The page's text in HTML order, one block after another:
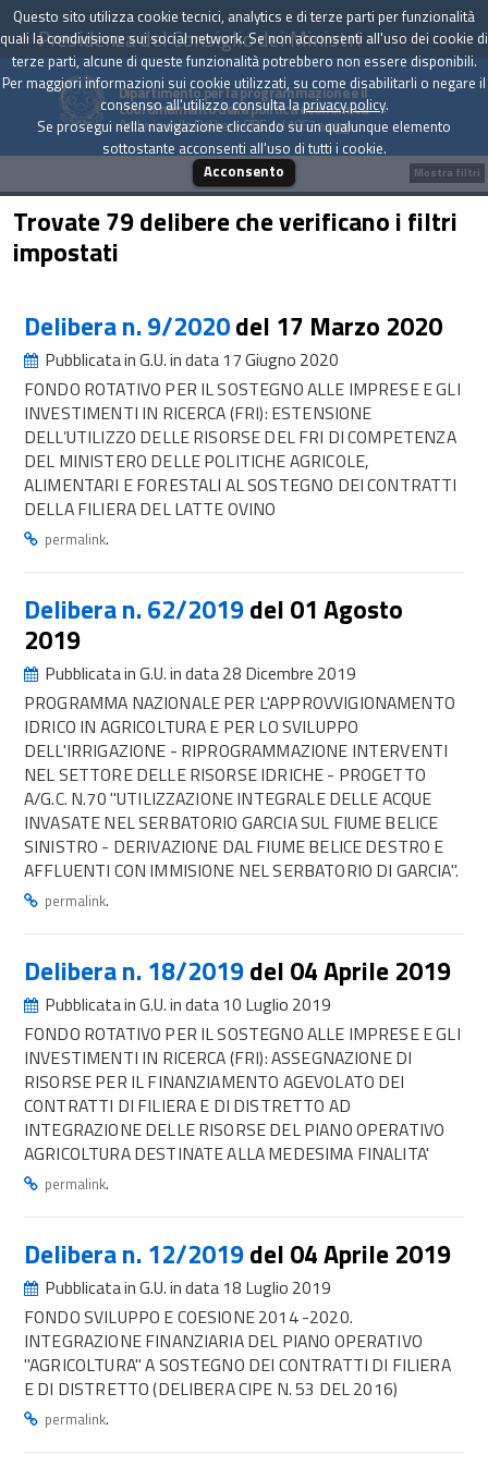
Presidenza del Consiglio dei Ministri
Dipartimento per la programmazione e il
coordinamento della politica economica
Archivio delle Delibere CIPE dal 1967 a oggi
Trovate 79 delibere che verificano i filtri
impostati
Delibera n. 9/2020del 17 Marzo 2020
Pubblicata in G.U. in data 17 Giugno 2020
FONDO ROTATIVO PER IL SOSTEGNO ALLE IMPRESE E GLI
INVESTIMENTI IN RICERCA (FRI): ESTENSIONE
DELL’UTILIZZO DELLE RISORSE DEL FRI DI COMPETENZA
DEL MINISTERO DELLE POLITICHE AGRICOLE,
ALIMENTARI E FORESTALI AL SOSTEGNO DEI CONTRATTI
DELLA FILIERA DEL LATTE OVINO
permalink.
Delibera n. 62/2019del 01 Agosto
2019
Pubblicata in G.U. in data 28 Dicembre 2019
PROGRAMMA NAZIONALE PER L'APPROVVIGIONAMENTO
IDRICO IN AGRICOLTURA E PER LO SVILUPPO
DELL'IRRIGAZIONE - RIPROGRAMMAZIONE INTERVENTI
NEL SETTORE DELLE RISORSE IDRICHE - PROGETTO
A/G.C. N.70 "UTILIZZAZIONE INTEGRALE DELLE ACQUE
INVASATE NEL SERBATORIO GARCIA SUL FIUME BELICE
SINISTRO - DERIVAZIONE DAL FIUME BELICE DESTRO E
AFFLUENTI CON IMMISIONE NEL SERBATORIO DI GARCIA".
permalink.
Delibera n. 18/2019del 04 Aprile 2019
Pubblicata in G.U. in data 10 Luglio 2019
FONDO ROTATIVO PER IL SOSTEGNO ALLE IMPRESE E GLI
INVESTIMENTI IN RICERCA (FRI): ASSEGNAZIONE DI
RISORSE PER IL FINANZIAMENTO AGEVOLATO DEI
CONTRATTI DI FILIERA E DI DISTRETTO AD
INTEGRAZIONE DELLE RISORSE DEL PIANO OPERATIVO
AGRICOLTURA DESTINATE ALLA MEDESIMA FINALITA'
permalink.
Delibera n. 12/2019del 04 Aprile 2019
Pubblicata in G.U. in data 18 Luglio 2019
FONDO SVILUPPO E COESIONE 2014 -2020.
INTEGRAZIONE FINANZIARIA DEL PIANO OPERATIVO
"AGRICOLTURA" A SOSTEGNO DEI CONTRATTI DI FILIERA
E DI DISTRETTO (DELIBERA CIPE N. 53 DEL 2016)
permalink.
Mostra filtri
Questo sito utilizza cookie tecnici, analytics e di terze parti per funzionalità
quali la condivisione sui social network. Se non acconsenti all'uso dei cookie di
terze parti, alcune di queste funzionalità potrebbero non essere disponibili.
Per maggiori informazioni sui cookie utilizzati, su come disabilitarli o negare il
consenso all'utilizzo consulta laprivacy policy.
Se prosegui nella navigazione cliccando su un qualunque elemento
sottostante acconsenti all'uso di tutti i cookie.
Acconsento